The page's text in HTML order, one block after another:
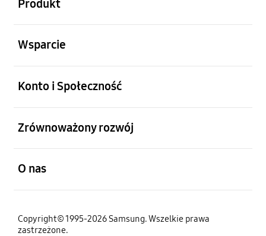
Produkt
Wsparcie
Konto i Społeczność
Zrównoważony rozwój
O nas
Copyright© 1995-2026 Samsung. Wszelkie prawa
zastrzeżone.